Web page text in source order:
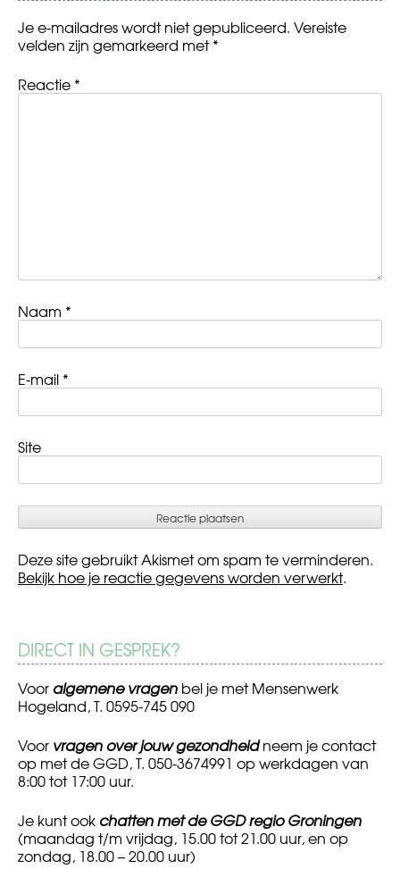
Je e-mailadres wordt niet gepubliceerd. Vereiste
velden zijn gemarkeerd met*
Reactie *
Naam *
E-mail *
Site
Deze site gebruikt Akismet om spam te verminderen.
Bekijk hoe je reactie gegevens worden verwerkt.
DIRECT IN GESPREK?
Voor algemene vragen bel je met Mensenwerk
Hogeland, T. 0595-745 090
Voor vragen over jouw gezondheidneem je contact
op met de GGD, T. 050-3674991 op werkdagen van
8:00 tot 17:00 uur.
Je kunt ook chatten met de GGD regio Groningen
(maandag t/m vrijdag, 15.00 tot 21.00 uur, en op
zondag, 18.00 – 20.00 uur)